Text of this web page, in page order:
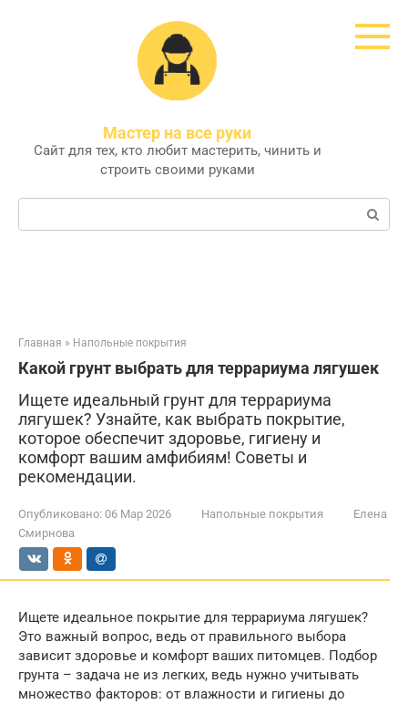
Мастер на все руки
Сайт для тех, кто любит мастерить, чинить и
строить своими руками
Поиск:
Главная » Напольные покрытия
Какой грунт выбрать для террариума лягушек
Ищете идеальный грунт для террариума
лягушек? Узнайте, как выбрать покрытие,
которое обеспечит здоровье, гигиену и
комфорт вашим амфибиям! Советы и
рекомендации.
Опубликовано: 06 Мар 2026 Напольные покрытия
Елена
Смирнова
Ищете идеальное покрытие для террариума лягушек?
Это важный вопрос, ведь от правильного выбора
зависит здоровье и комфорт ваших питомцев. Подбор
грунта – задача не из легких, ведь нужно учитывать
множество факторов: от влажности и гигиены до